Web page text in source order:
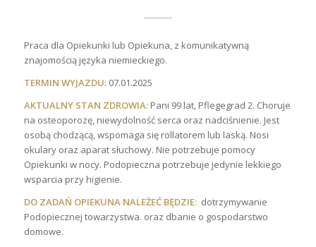
Praca dla Opiekunki lub Opiekuna, z komunikatywną
znajomością języka niemieckiego.
TERMIN WYJAZDU: 07.01.2025
AKTUALNY STAN ZDROWIA: Pani 99 lat, Pflegegrad 2. Choruje
na osteoporozę, niewydolność serca oraz nadciśnienie. Jest
osobą chodzącą, wspomaga się rollatorem lub laską. Nosi
okulary oraz aparat słuchowy. Nie potrzebuje pomocy
Opiekunki w nocy. Podopieczna potrzebuje jedynie lekkiego
wsparcia przy higienie.
DO ZADAŃ OPIEKUNA NALEŻEĆ BĘDZIE: dotrzymywanie
Podopiecznej towarzystwa. oraz dbanie o gospodarstwo
domowe.